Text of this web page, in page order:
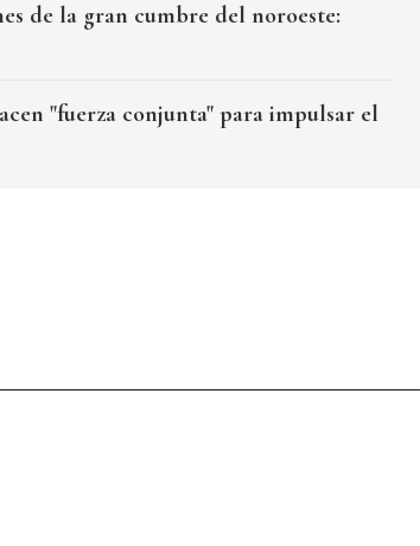
de la gran cumbre del noroeste:
"fuerza conjunta" para impulsar el